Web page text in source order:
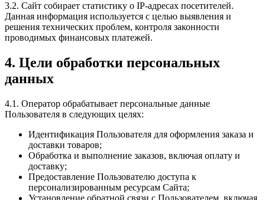
3.2. Сайт собирает статистику о IP-адресах посетителей.
Данная информация используется с целью выявления и
решения технических проблем, контроля законности
проводимых финансовых платежей.
4. Цели обработки персональных
данных
4.1. Оператор обрабатывает персональные данные
Пользователя в следующих целях:
Идентификация Пользователя для оформления заказа и
доставки товаров;
Обработка и выполнение заказов, включая оплату и
доставку;
Предоставление Пользователю доступа к
персонализированным ресурсам Сайта;